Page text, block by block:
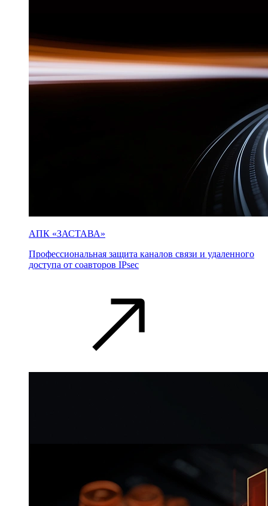
АПК «ЗАСТАВА»
Профессиональная защита каналов связи и удаленного
доступа от соавторов IPsec